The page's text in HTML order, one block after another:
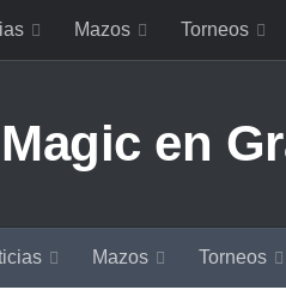
Mazos Torneos
Mazos Torneos